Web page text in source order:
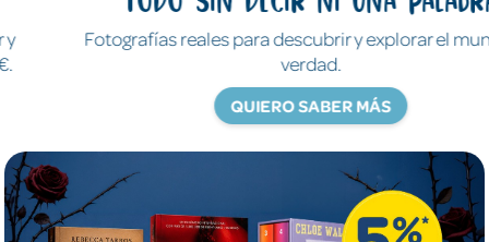
Fotografías reales para descubrir y explorar el mundo de
QUIERO SABER MÁS